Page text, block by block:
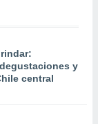
y
central